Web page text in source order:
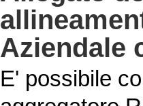
Aziendale
E' possibile